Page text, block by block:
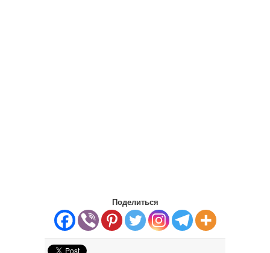
Поделиться